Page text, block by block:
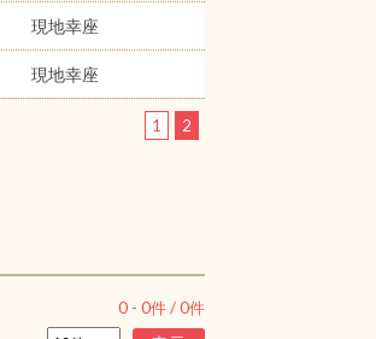
現地幸座
現地幸座
1 2
0 - 0件 /0件